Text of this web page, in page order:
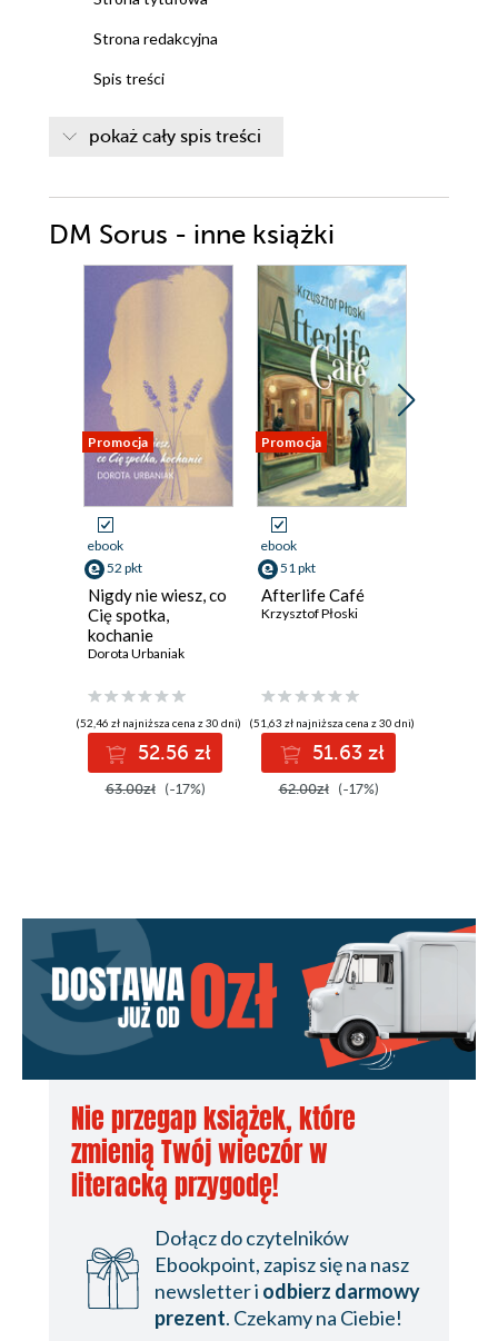
Strona redakcyjna
Spis treści
Ucieczka
Jabłko z kawałkiem chleba
Syn pułku
Interview
Ścigany
Marzec 1968
Przesłuchanie
Skarb
O Autorze
pokaż cały spis treści
DM Sorus - inne książki
Promocja
ebook
52 pkt
Nigdy nie wiesz, co
Cię spotka,
kochanie
Dorota Urbaniak
(52,46 zł najniższa cena z 30 dni)
52.56 zł
63.00zł (-17%)
Promocja
ebook
51 pkt
Afterlife Café
Krzysztof Płoski
(51,63 zł najniższa cena z 30 dni)
51.63 zł
62.00zł (-17%)
Nie przegap książek, które
zmienią Twój wieczór w
literacką przygodę!
Dołącz do czytelników
Ebookpoint, zapisz się na nasz
newsletter i odbierz darmowy
prezent. Czekamy na Ciebie!